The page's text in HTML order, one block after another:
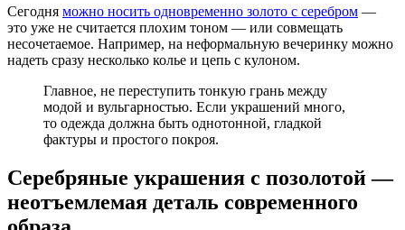
Сегодня можно носить одновременно золото с серебром —
это уже не считается плохим тоном — или совмещать
несочетаемое. Например, на неформальную вечеринку можно
надеть сразу несколько колье и цепь с кулоном.
Главное, не переступить тонкую грань между
модой и вульгарностью. Если украшений много,
то одежда должна быть однотонной, гладкой
фактуры и простого покроя.
Серебряные украшения с позолотой —
неотъемлемая деталь современного